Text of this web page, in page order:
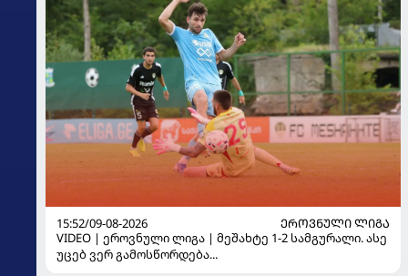
15:52/09-08-2026
ᲔᲠᲝᲕᲜᲣᲚᲘ ᲚᲘᲒᲐ
VIDEO | ეროვნული ლიგა | მეშახტე 1-2 სამგურალი. ასე
უცებ ვერ გამოსწორდება...